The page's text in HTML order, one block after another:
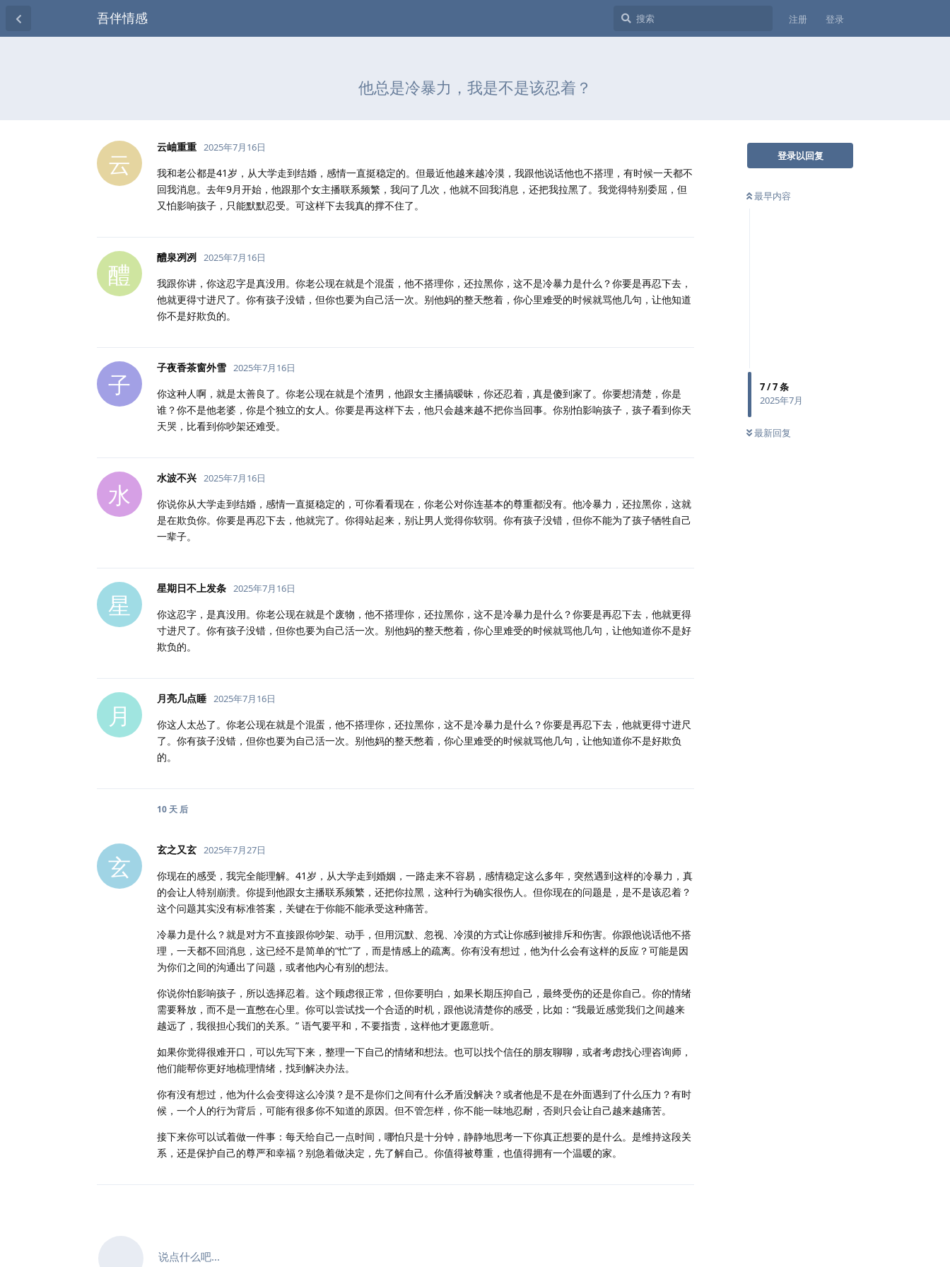
吾伴情感 注册 登录
他总是冷暴力，我是不是该忍着？
登录以回复
最早内容
7/7条
2025年7月
最新回复
云
云岫重重 2025年7月16日
我和老公都是41岁，从大学走到结婚，感情一直挺稳定的。但最近他越来越冷漠，我跟他说话他也不搭理，有时候一天都不
回我消息。去年9月开始，他跟那个女主播联系频繁，我问了几次，他就不回我消息，还把我拉黑了。我觉得特别委屈，但
又怕影响孩子，只能默默忍受。可这样下去我真的撑不住了。
醴
醴泉冽冽 2025年7月16日
我跟你讲，你这忍字是真没用。你老公现在就是个混蛋，他不搭理你，还拉黑你，这不是冷暴力是什么？你要是再忍下去，
他就更得寸进尺了。你有孩子没错，但你也要为自己活一次。别他妈的整天憋着，你心里难受的时候就骂他几句，让他知道
你不是好欺负的。
子
子夜香茶窗外雪 2025年7月16日
你这种人啊，就是太善良了。你老公现在就是个渣男，他跟女主播搞暧昧，你还忍着，真是傻到家了。你要想清楚，你是
谁？你不是他老婆，你是个独立的女人。你要是再这样下去，他只会越来越不把你当回事。你别怕影响孩子，孩子看到你天
天哭，比看到你吵架还难受。
水
水波不兴 2025年7月16日
你说你从大学走到结婚，感情一直挺稳定的，可你看看现在，你老公对你连基本的尊重都没有。他冷暴力，还拉黑你，这就
是在欺负你。你要是再忍下去，他就完了。你得站起来，别让男人觉得你软弱。你有孩子没错，但你不能为了孩子牺牲自己
一辈子。
星
星期日不上发条 2025年7月16日
你这忍字，是真没用。你老公现在就是个废物，他不搭理你，还拉黑你，这不是冷暴力是什么？你要是再忍下去，他就更得
寸进尺了。你有孩子没错，但你也要为自己活一次。别他妈的整天憋着，你心里难受的时候就骂他几句，让他知道你不是好
欺负的。
月
月亮几点睡 2025年7月16日
你这人太怂了。你老公现在就是个混蛋，他不搭理你，还拉黑你，这不是冷暴力是什么？你要是再忍下去，他就更得寸进尺
了。你有孩子没错，但你也要为自己活一次。别他妈的整天憋着，你心里难受的时候就骂他几句，让他知道你不是好欺负
的。
10 天 后
玄
玄之又玄 2025年7月27日
你现在的感受，我完全能理解。41岁，从大学走到婚姻，一路走来不容易，感情稳定这么多年，突然遇到这样的冷暴力，真
的会让人特别崩溃。你提到他跟女主播联系频繁，还把你拉黑，这种行为确实很伤人。但你现在的问题是，是不是该忍着？
这个问题其实没有标准答案，关键在于你能不能承受这种痛苦。
冷暴力是什么？就是对方不直接跟你吵架、动手，但用沉默、忽视、冷漠的方式让你感到被排斥和伤害。你跟他说话他不搭
理，一天都不回消息，这已经不是简单的“忙”了，而是情感上的疏离。你有没有想过，他为什么会有这样的反应？可能是因
为你们之间的沟通出了问题，或者他内心有别的想法。
你说你怕影响孩子，所以选择忍着。这个顾虑很正常，但你要明白，如果长期压抑自己，最终受伤的还是你自己。你的情绪
需要释放，而不是一直憋在心里。你可以尝试找一个合适的时机，跟他说清楚你的感受，比如：“我最近感觉我们之间越来
越远了，我很担心我们的关系。” 语气要平和，不要指责，这样他才更愿意听。
如果你觉得很难开口，可以先写下来，整理一下自己的情绪和想法。也可以找个信任的朋友聊聊，或者考虑找心理咨询师，
他们能帮你更好地梳理情绪，找到解决办法。
你有没有想过，他为什么会变得这么冷漠？是不是你们之间有什么矛盾没解决？或者他是不是在外面遇到了什么压力？有时
候，一个人的行为背后，可能有很多你不知道的原因。但不管怎样，你不能一味地忍耐，否则只会让自己越来越痛苦。
接下来你可以试着做一件事：每天给自己一点时间，哪怕只是十分钟，静静地思考一下你真正想要的是什么。是维持这段关
系，还是保护自己的尊严和幸福？别急着做决定，先了解自己。你值得被尊重，也值得拥有一个温暖的家。
说点什么吧...